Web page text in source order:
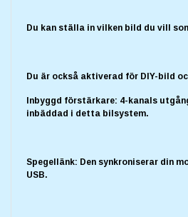
Du kan ställa in vilken bild du vill
Du är också aktiverad för DIY-bild
Inbyggd förstärkare: 4-kanals
inbäddad i detta bilsystem.
Spegellänk: Den synkroniserar din
USB.